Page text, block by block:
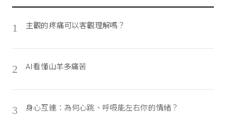
1 主觀的疼痛可以客觀理解嗎？
2 AI看懂山羊多痛苦
3 身心互連：為何心跳、呼吸能左右你的情緒？